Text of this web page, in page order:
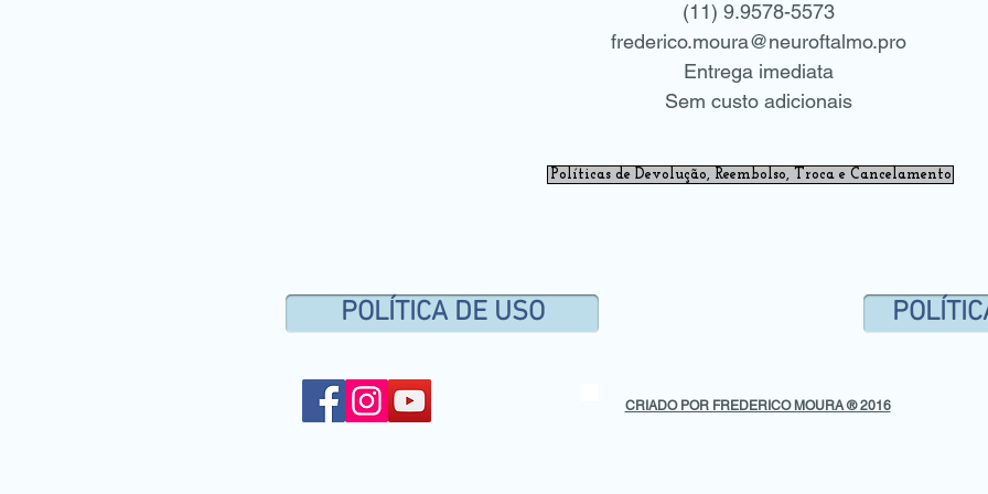
(11) 9.9578-5573
frederico.moura@neuroftalmo.pro
Entrega imediata
Sem custo adicionais
Políticas de Devolução, Reembolso, Troca e Cancelamento
POLÍTICA DE USO
CRIADO POR FREDERICO MOURA ® 2016